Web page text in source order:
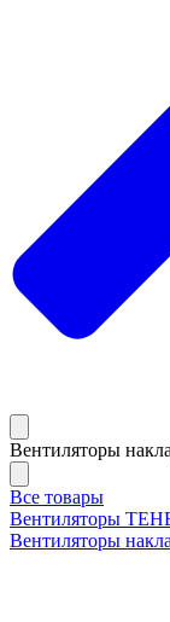
Вентиляторы
Все товары
Вентиляторы
Вентиляторы